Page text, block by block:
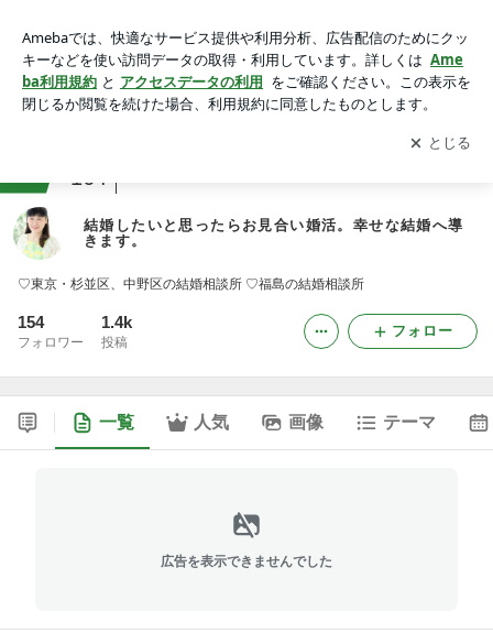
アプリをダウンロードして ブログの更新通知
を受け取りまし
ょう。
開く
164
結婚したいと思ったらお見合い婚活。幸せな結婚へ導
きます。
♡東京・杉並区、中野区の結婚相談所 ♡福島の結婚相談所
154
フォロワー
1.4k
投稿
フォロー
一覧 人気 画像 テーマ
広告を表示できませんでした